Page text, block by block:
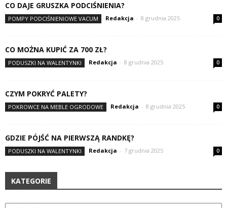
CO DAJE GRUSZKA PODCIŚNIENIA?
POMPY PODCIŚNIENIOWE VACUM Redakcja - 8 grudnia 2025 0
CO MOŻNA KUPIĆ ZA 700 ZŁ?
PODUSZKI NA WALENTYNKI Redakcja - 8 grudnia 2025 0
CZYM POKRYĆ PALETY?
POKROWCE NA MEBLE OGRODOWE Redakcja - 8 grudnia 2025 0
GDZIE PÓJŚĆ NA PIERWSZĄ RANDKĘ?
PODUSZKI NA WALENTYNKI Redakcja - 7 grudnia 2025 0
KATEGORIE
Kategorie